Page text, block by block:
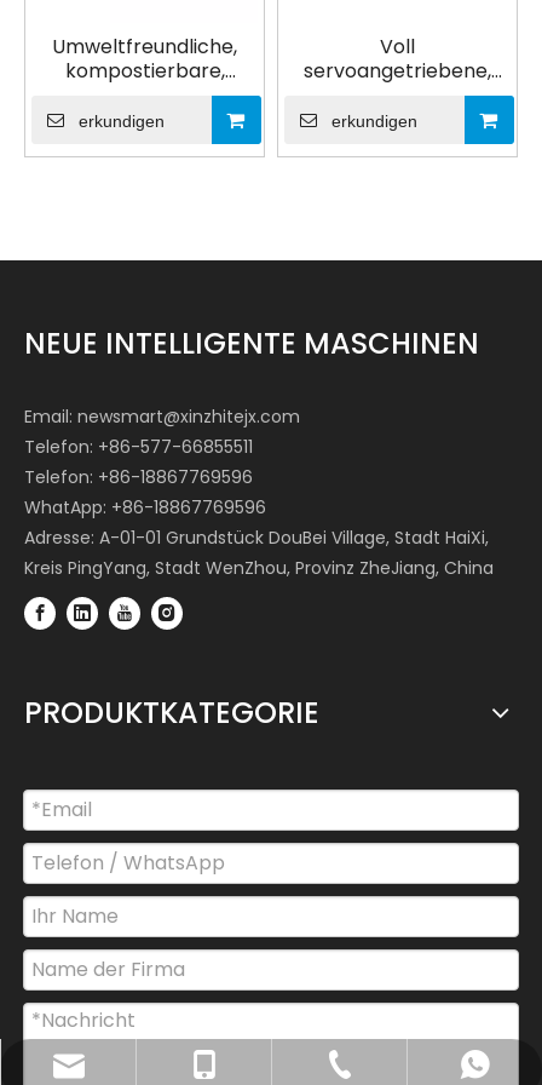
Umweltfreundliche,
kompostierbare,
biologisch abbaubare
PE/PLA-beschichtete
Kaffee-Einweg-
erkundigen
Voll
servoangetriebene,
Hochgeschwindigkeits-,
anpassbare Fast-
erkundigen
NEUE INTELLIGENTE MASCHINEN
Email: newsmart@xinzhitejx.com
Telefon: +86-577-66855511
Telefon: +86-18867769596
WhatApp: +86-18867769596
Adresse: A-01-01 Grundstück DouBei Village, Stadt HaiXi,
Kreis PingYang, Stadt WenZhou, Provinz ZheJiang, China
PRODUKTKATEGORIE
newsmart@xinzhitejx.com
+86-18867769596
+86-577-66855511
+86-18867769596